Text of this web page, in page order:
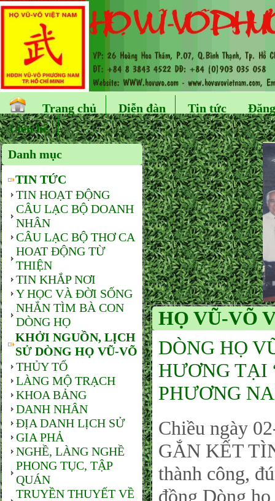
Trang chủ Diễn đàn Tin tức
Liên hệ
Danh mục
TIN TỨC
TIN HOẠT ĐỘNG
CÂU LẠC BỘ DOANH
NHÂN
CÂU LẠC BỘ THƠ CA
HOAT ĐỘNG TỪ
THIỆN
TIN KHẮP NƠI
Y HỌC VÀ ĐỜI SỐNG
NHẮN TÌM BÀ CON
DÒNG HỌ
KHỞI NGUỒN, LỊCH
SỬ DÒNG HỌ VŨ-VÕ
THỦY TỔ
LÀNG MỘ TRẠCH
KHOA BẢNG
DANH NHÂN
ĐỊA DANH LỊCH SỬ
GIA PHẢ
NGHỀ, LÀNG NGHỀ
PHONG TỤC, TẬP
QUÁN
TRUYỀN THUYẾT VỀ
HỌ VŨ-VÕ
DÒNG HỌ
HƯƠNG TẠI
PHƯƠNG
Chiều ngày
GẮN KẾT
thành công,
đồng Dòng